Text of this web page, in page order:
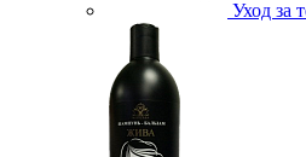
Уход за